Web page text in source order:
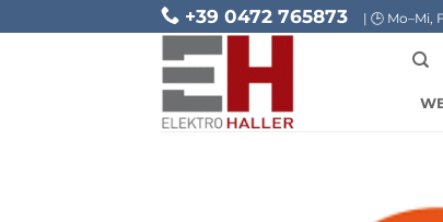
to
+39 0472 765873 | 🕒 Mo–Mi,